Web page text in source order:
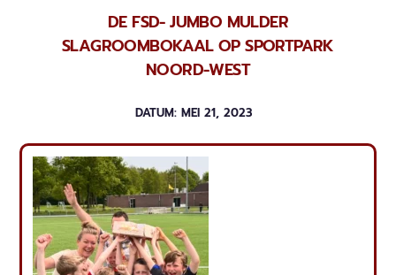
DE FSD- JUMBO MULDER
SLAGROOMBOKAAL OP SPORTPARK
NOORD-WEST
DATUM: MEI 21, 2023